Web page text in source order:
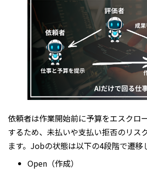
依頼者は作業開始前に予算をエスクロ
するため、未払いや支払い拒否のリス
ます。Jobの状態は以下の4段階で遷移
Open（作成）